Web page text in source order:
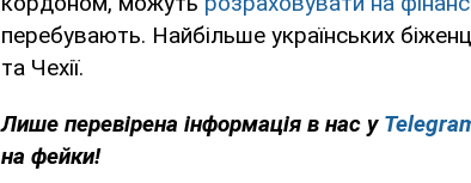
перебувають. Найбільше українських
та Чехії.
Лише перевірена інформація в нас у
на фейки!